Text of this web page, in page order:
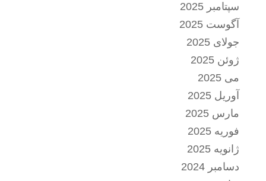
سپتامبر 2025
آگوست 2025
جولای 2025
ژوئن 2025
می 2025
آوریل 2025
مارس 2025
فوریه 2025
ژانویه 2025
دسامبر 2024